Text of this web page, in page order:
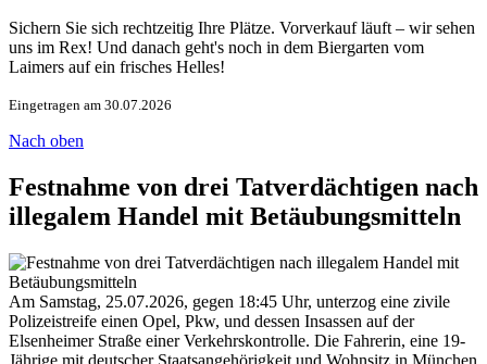
Sichern Sie sich rechtzeitig Ihre Plätze. Vorverkauf läuft – wir sehen
uns im Rex! Und danach geht's noch in dem Biergarten vom
Laimers auf ein frisches Helles!
Eingetragen am 30.07.2026
Nach oben
Festnahme von drei Tatverdächtigen nach
illegalem Handel mit Betäubungsmitteln
Am Samstag, 25.07.2026, gegen 18:45 Uhr, unterzog eine zivile
Polizeistreife einen Opel, Pkw, und dessen Insassen auf der
Elsenheimer Straße einer Verkehrskontrolle. Die Fahrerin, eine 19-
Jährige mit deutscher Staatsangehörigkeit und Wohnsitz in München